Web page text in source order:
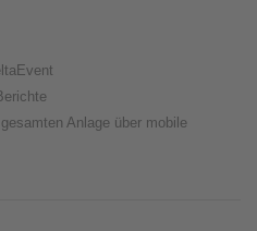
Anlage über mobile